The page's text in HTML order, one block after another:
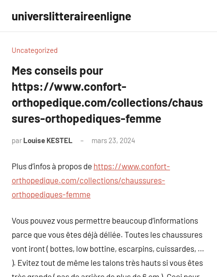
contenu
universlitteraireenligne
Uncategorized
Mes conseils pour
https://www.confort-
orthopedique.com/collections/chaus
sures-orthopediques-femme
par Louise KESTEL mars 23, 2024
Plus d’infos à propos de https://www.confort-
orthopedique.com/collections/chaussures-
orthopediques-femme
Vous pouvez vous permettre beaucoup d’informations
parce que vous êtes déjà déliée. Toutes les chaussures
vont iront ( bottes, low bottine, escarpins, cuissardes, …
). Evitez tout de même les talons très hauts si vous êtes